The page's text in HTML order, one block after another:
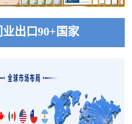
出口90+国家